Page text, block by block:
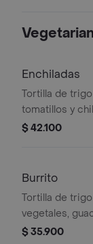
Enchiladas
Tortilla de
tomatillos y
vegetales,
$ 42.100
Burrito
Tortilla de
vegetales,
de piña o
$ 35.900